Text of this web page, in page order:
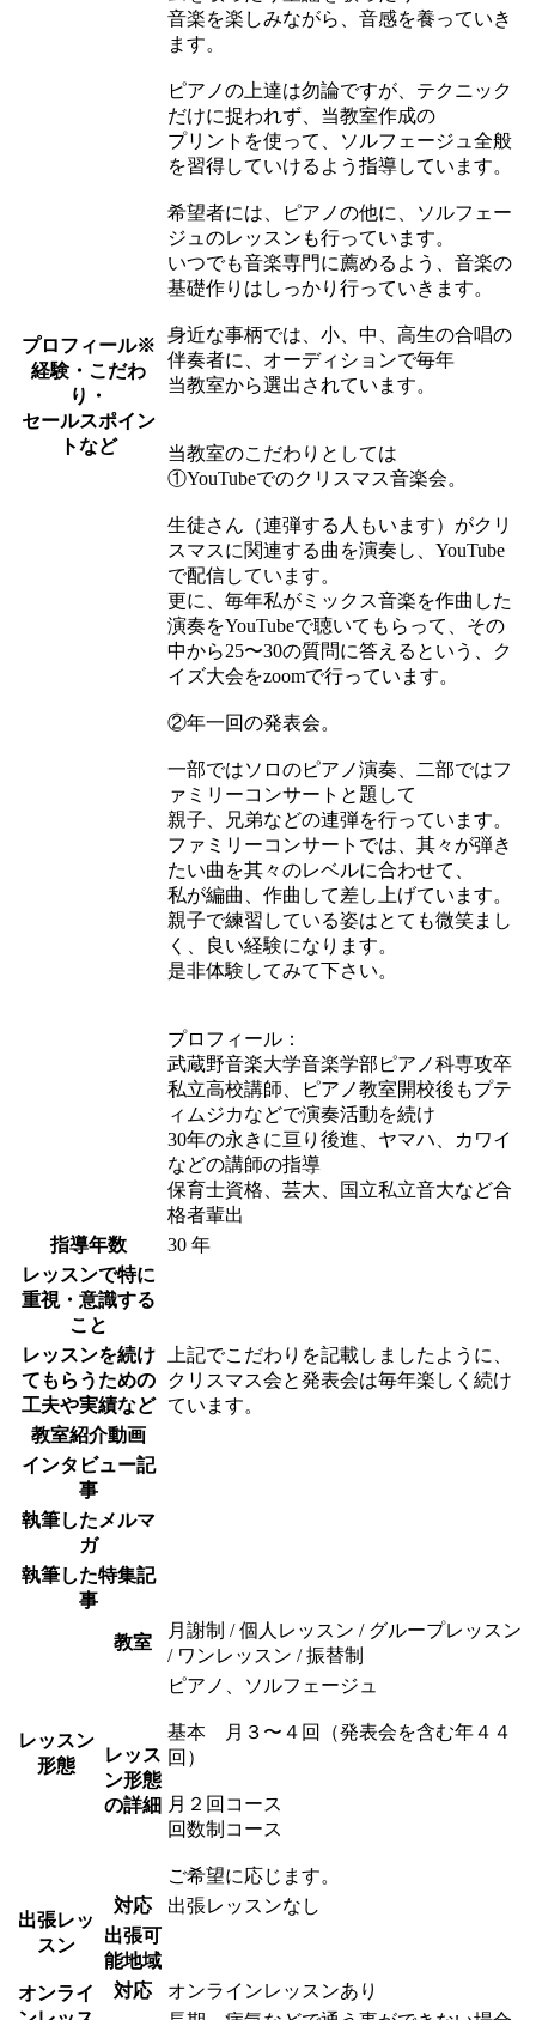
プロフィール※
経験・こだわ
り・
セールスポイン
トなど
音楽を楽しみながら、音感を養っていき
ます。
ピアノの上達は勿論ですが、テクニック
だけに捉われず、当教室作成の
プリントを使って、ソルフェージュ全般
を習得していけるよう指導しています。
希望者には、ピアノの他に、ソルフェー
ジュのレッスンも行っています。
いつでも音楽専門に薦めるよう、音楽の
基礎作りはしっかり行っていきます。
身近な事柄では、小、中、高生の合唱の
伴奏者に、オーディションで毎年
当教室から選出されています。
当教室のこだわりとしては
①YouTubeでのクリスマス音楽会。
生徒さん（連弾する人もいます）がクリ
スマスに関連する曲を演奏し、YouTube
で配信しています。
更に、毎年私がミックス音楽を作曲した
演奏をYouTubeで聴いてもらって、その
中から25〜30の質問に答えるという、ク
イズ大会をzoomで行っています。
②年一回の発表会。
一部ではソロのピアノ演奏、二部ではフ
ァミリーコンサートと題して
親子、兄弟などの連弾を行っています。
ファミリーコンサートでは、其々が弾き
たい曲を其々のレベルに合わせて、
私が編曲、作曲して差し上げています。
親子で練習している姿はとても微笑まし
く、良い経験になります。
是非体験してみて下さい。
プロフィール：
武蔵野音楽大学音楽学部ピアノ科専攻卒
私立高校講師、ピアノ教室開校後もプテ
ィムジカなどで演奏活動を続け
30年の永きに亘り後進、ヤマハ、カワイ
などの講師の指導
保育士資格、芸大、国立私立音大など合
格者輩出
指導年数
30 年
レッスンで特に
重視・意識する
こと
レッスンを続け
てもらうための
工夫や実績など
上記でこだわりを記載しましたように、
クリスマス会と発表会は毎年楽しく続け
ています。
教室紹介動画
インタビュー記
事
執筆したメルマ
ガ
執筆した特集記
事
レッスン
形態
教室
月謝制 / 個人レッスン / グループレッスン
/ ワンレッスン / 振替制
レッス
ン形態
の詳細
ピアノ、ソルフェージュ
基本 月３〜４回（発表会を含む年４４
回）
月２回コース
回数制コース
ご希望に応じます。
出張レッ
スン
対応
出張レッスンなし
出張可
能地域
オンライ
対応
オンラインレッスンあり